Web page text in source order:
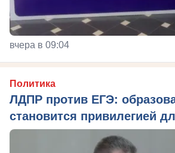
вчера в 09:04
Политика
ЛДПР против ЕГЭ:
становится привилегией